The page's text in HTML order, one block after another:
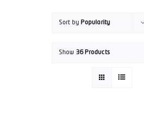
Sort by Popularity
Show 36 Products